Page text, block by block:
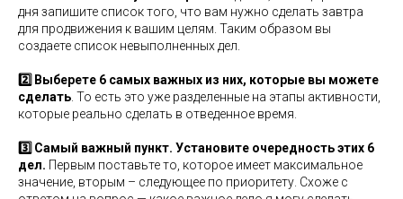
дня запишите список того, что вам нужно сделать завтра
для продвижения к вашим целям. Таким образом вы
создаете список невыполненных дел.
2️⃣ Выберете 6 самых важных из них, которые вы можете
сделать . То есть это уже разделенные на этапы активности,
которые реально сделать в отведенное время.
3️⃣ Самый важный пункт. Установите очередность этих 6
дел. Первым поставьте то, которое имеет максимальное
значение, вторым – следующее по приоритету. Схоже с